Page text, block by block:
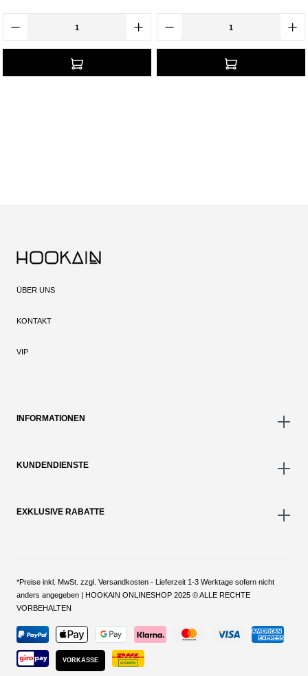
ÜBER UNS
KONTAKT
VIP
INFORMATIONEN
KUNDENDIENSTE
EXKLUSIVE RABATTE
*Preise inkl. MwSt. zzgl. Versandkosten - Lieferzeit 1-3 Werktage sofern nicht
anders angegeben | HOOKAIN ONLINESHOP 2025 © ALLE RECHTE
VORBEHALTEN
VORKASSE